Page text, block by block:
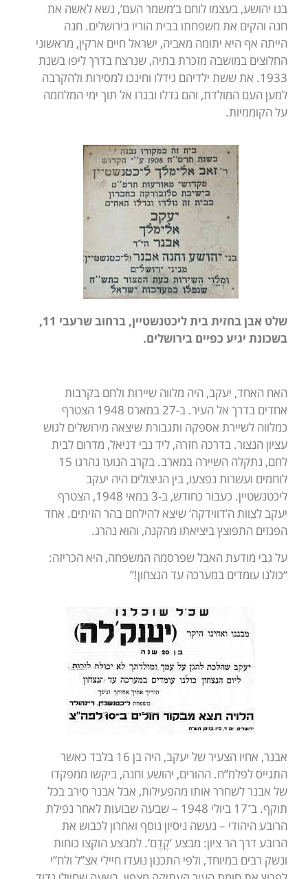
בנו יהושע, בעצמו לוחם ב’משמר העם’, נשא לאשה את
חנה והקים את משפחתו בבית הוריו בירושלים. חנה
הייתה אף היא יתומה מאביה, ישראל חיים ארקין, מראשוני
החלוצים במושבה מזכרת בתיה, שנרצח בדרך ליפו בשנת
1933. את ששת ילדיהם גידלו וחינכו למסירות ולהקרבה
למען העם המולדת, והם גדלו ובגרו אל תוך ימי המלחמה
על הקוממיות.
שלט אבן בחזית בית ליכטנשטיין, ברחוב שרעבי 11,
בשכונת יגיע כפיים בירושלים.
האח האחד, יעקב, היה מלווה שיירות ולחם בקרבות
אחדים בדרך אל העיר. ב-27 במארס 1948 הצטרף
כמלווה לשיירת אספקה ותגבורת שיצאה מירושלים לגוש
עציון הנצור. בדרכה חזרה, ליד נבי דניאל, מדרום לבית
לחם, נתקלה השיירה במארב. בקרב הנועז נהרגו 15
לוחמים ועשרות נפצעו, בין הניצולים היה יעקב
ליכטנשטיין. כעבור כחודש, ב-3 במאי 1948, הצטרף
יעקב לצוות ה’דווידקה’ שיצא להילחם בהר הזיתים. אחד
הפגזים התפוצץ ביציאתו מהקנה, והוא נהרג.
על גבי מודעת האבל שפרסמה המשפחה, היא הכריזה:
“כולנו עומדים במערכה עד הנצחון!”
אבנר, אחיו הצעיר של יעקב, היה בן 16 בלבד כאשר
התגייס לפלמ”ח. ההורים, יהושע וחנה, ביקשו ממפקדו
של אבנר לשחרר אותו מהפעילות, אבל אבנר סירב בכל
תוקף. ב־17 ביולי 1948 – שבעה שבועות לאחר נפילת
הרובע היהודי – נעשה ניסיון נוסף ואחרון לכבוש את
הרובע דרך הר ציון: מבצע ‘קֶדֶם’. למבצע הוקצו כוחות
ונשק רבים במיוחד, ולפי התכנון נועדו חיילי אצ”ל ולח”י